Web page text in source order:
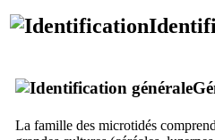
La famille des microtidés